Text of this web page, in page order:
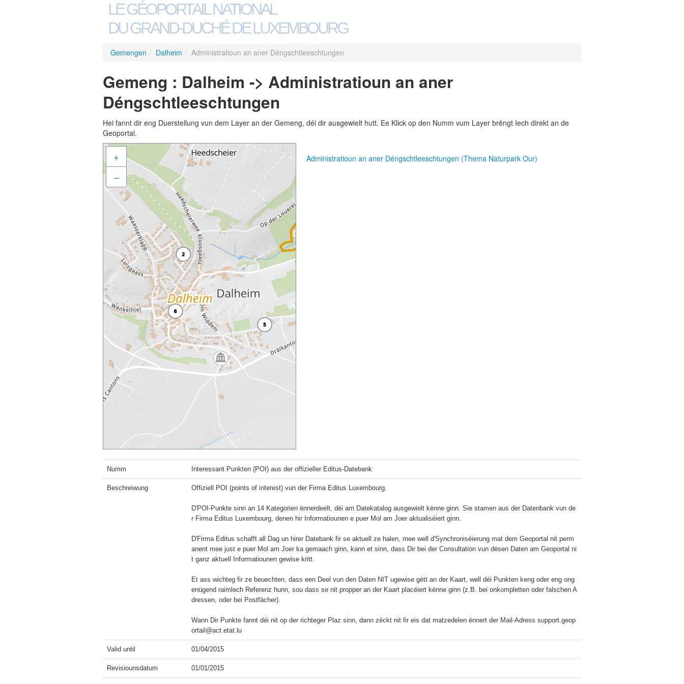
LE GÉOPORTAIL NATIONAL
DU GRAND-DUCHÉ DE LUXEMBOURG
Gemengen / Dalheim / Administratioun an aner Déngschtleeschtungen
Gemeng : Dalheim -> Administratioun an aner
Déngschtleeschtungen
Hei fannt dir eng Duerstellung vun dem Layer an der Gemeng, déi dir ausgewielt hutt. Ee Klick op den Numm vum Layer brëngt Iech direkt an de
Geoportal.
+
–
Administratioun an aner Déngschtleeschtungen (Thema Naturpark Our)
Numm Interessant Punkten (POI) aus der offizieller Editus-Datebank
Beschreiwung Offiziell POI (points of interest) vun der Firma Editus Luxembourg.
D'POI-Punkte sinn an 14 Kategorien ënnerdeelt, déi am Datekatalog ausgewielt kënne ginn. Sie stamen aus der Datenbank vun de
r Firma Editus Luxembourg, denen hir Informatiounen e puer Mol am Joer aktualiséiert ginn.
D'Firma Editus schafft all Dag un hirer Datebank fir se aktuell ze halen, mee well d'Synchroniséierung mat dem Geoportal nit perm
anent mee just e puer Mol am Joer ka gemaach ginn, kann et sinn, dass Dir bei der Consultation vun dësen Daten am Geoportal ni
t ganz aktuell Informatiounen gewise kritt.
Et ass wichteg fir ze beuechten, dass een Deel vun den Daten NIT ugewise gëtt an der Kaart, well déi Punkten keng oder eng ong
enügend raimlech Referenz hunn, sou dass se nit propper an der Kaart placéiert kënne ginn (z.B. bei onkompletten oder falschen A
dressen, oder bei Postfächer).
Wann Dir Punkte fannt déi nit op der richteger Plaz sinn, dann zéckt nit fir eis dat matzedelen ënnert der Mail-Adress support.geop
ortail@act.etat.lu
Valid until 01/04/2015
Revisiounsdatum 01/01/2015